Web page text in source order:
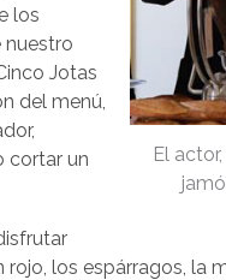
El
los
Jotas
del menú,
cortar un
los espárragos, la